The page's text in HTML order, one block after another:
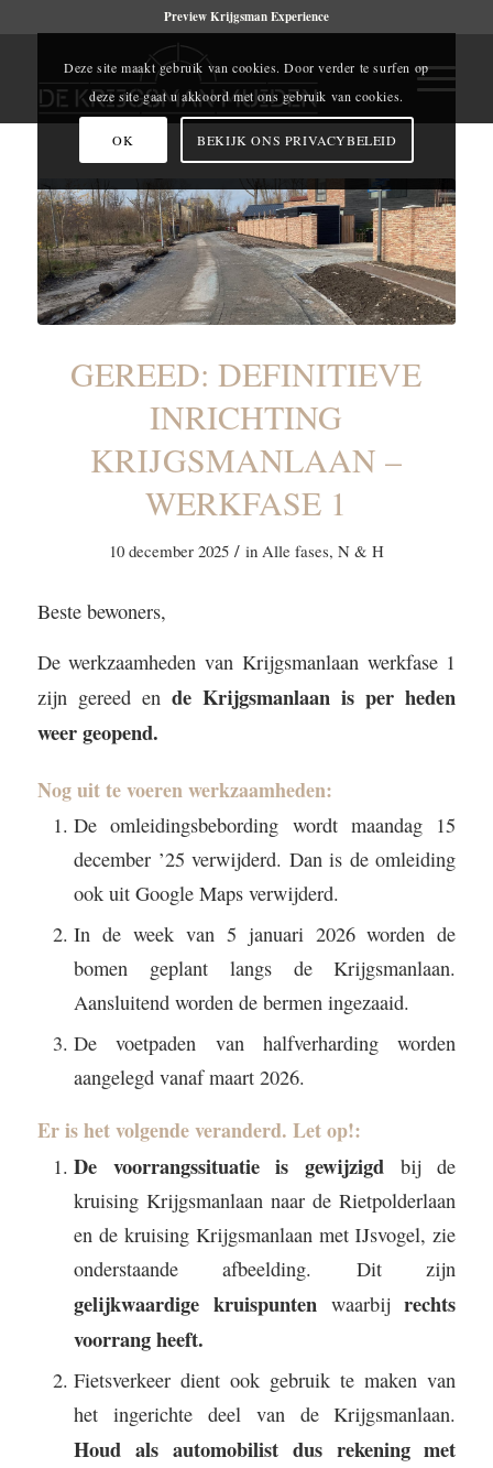
Preview Krijgsman Experience
GEREED: DEFINITIEVE
INRICHTING
KRIJGSMANLAAN –
WERKFASE 1
10 december 2025 / in Alle fases, N & H
Beste bewoners,
De werkzaamheden van Krijgsmanlaan werkfase 1
zijn gereed en de Krijgsmanlaan is per heden
weer geopend.
Nog uit te voeren werkzaamheden:
De omleidingsbebording wordt maandag 15
december ’25 verwijderd. Dan is de omleiding
ook uit Google Maps verwijderd.
In de week van 5 januari 2026 worden de
bomen geplant langs de Krijgsmanlaan.
Aansluitend worden de bermen ingezaaid.
De voetpaden van halfverharding worden
aangelegd vanaf maart 2026.
Er is het volgende veranderd. Let op!:
De voorrangssituatie is gewijzigd bij de
kruising Krijgsmanlaan naar de Rietpolderlaan
en de kruising Krijgsmanlaan met IJsvogel, zie
onderstaande afbeelding. Dit zijn
gelijkwaardige kruispuntenwaarbijrechts
voorrang heeft.
Fietsverkeer dient ook gebruik te maken van
het ingerichte deel van de Krijgsmanlaan.
Houd als automobilist dus rekening met
Deze site maakt gebruik van cookies. Door verder te surfen op
deze site gaat u akkoord met ons gebruik van cookies.
OK BEKIJK ONS PRIVACYBELEID